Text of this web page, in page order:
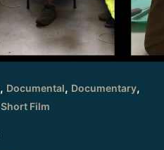
, Documental, Documentary,
Short Film